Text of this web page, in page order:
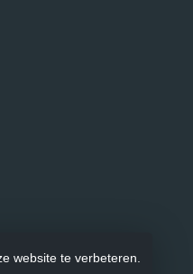
website te verbeteren.